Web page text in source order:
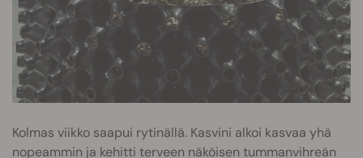
Kolmas viikko saapui rytinällä. Kasvini alkoi kasvaa yhä
nopeammin ja kehitti terveen näköisen tummanvihreän